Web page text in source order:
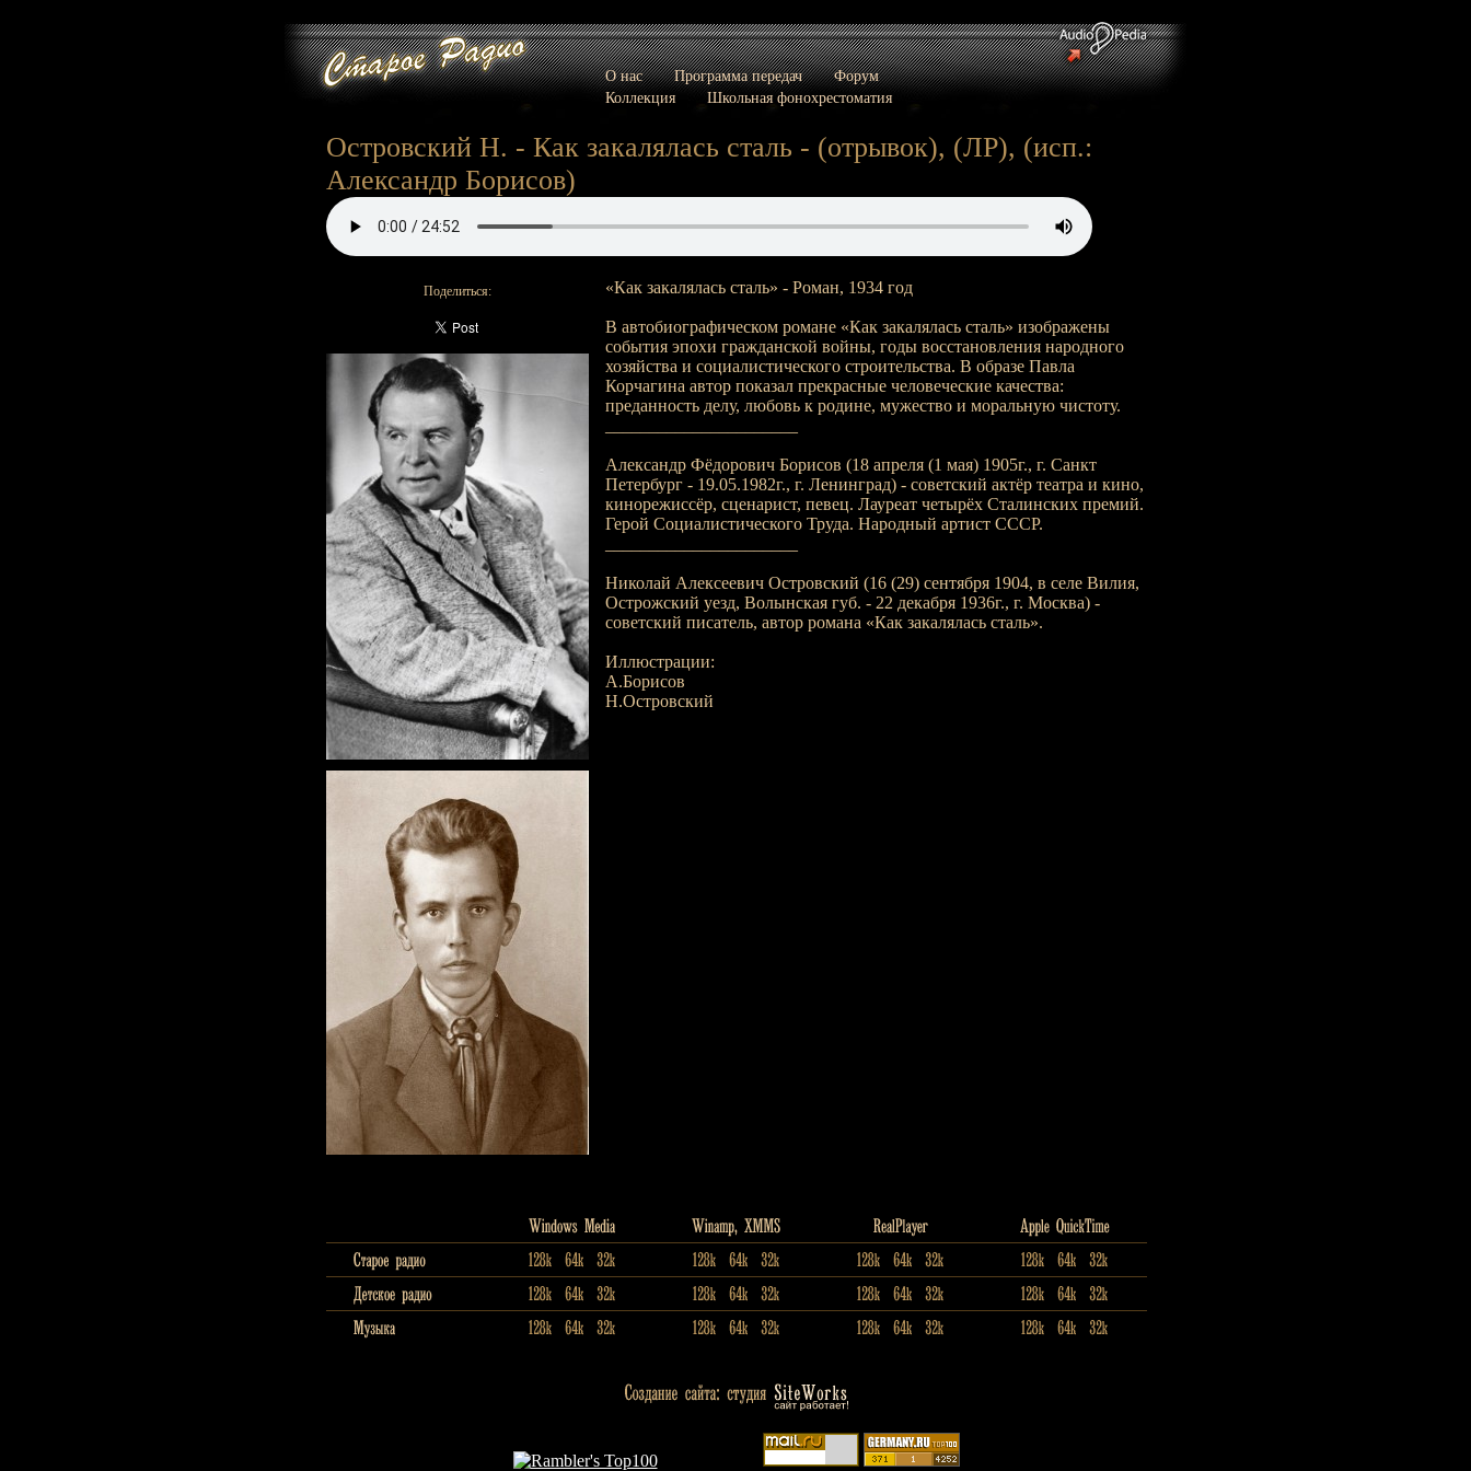
О нас Программа передач
Форум
Коллекция
Школьная фонохрестоматия
Островский Н. - Как закалялась сталь - (отрывок), (ЛР), (исп.:
Александр Борисов)
Поделиться: «Как закалялась сталь» - Роман, 1934 год
В автобиографическом романе «Как закалялась сталь» изображены
события эпохи гражданской войны, годы восстановления народного
хозяйства и социалистического строительства. В образе Павла
Корчагина автор показал прекрасные человеческие качества:
преданность делу, любовь к родине, мужество и моральную чистоту.
Александр Фёдорович Борисов (18 апреля (1 мая) 1905г., г. Санкт
Петербург - 19.05.1982г., г. Ленинград) - советский актёр театра и кино,
кинорежиссёр, сценарист, певец. Лауреат четырёх Сталинских премий.
Герой Социалистического Труда. Народный артист СССР.
Николай Алексеевич Островский (16 (29) сентября 1904, в селе Вилия,
Острожский уезд, Волынская губ. - 22 декабря 1936г., г. Москва) -
советский писатель, автор романа «Как закалялась сталь».
Иллюстрации:
А.Борисов
Н.Островский